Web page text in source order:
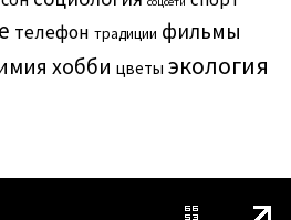
телефон традиции фильмы
хобби цветы экология